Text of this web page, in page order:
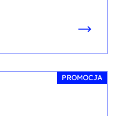
PROMOCJA